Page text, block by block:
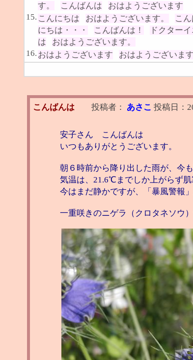
す。
こんばんは
おはようございます
15. こんにちは おはようございます。 こん
にちは・・・
こんばんは！ ドクター
は
おはようございます。
16. おはようございます おはようございます
こんばんは 投稿者： あさこ 投稿日：
安子さん こんばんは
いつもありがとうございます。
朝６時前から降り出した雨が、今
気温は、21.6℃までしか上がらず肌
今はまだ静かですが、「暴風警報」
一重咲きのニゲラ（クロタネソウ